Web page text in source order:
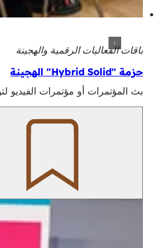
باقات الفعاليات الرقمية والهجينة
حزمة "Hybrid Solid" الهجينة
بث المؤتمرات أو مؤتمرات